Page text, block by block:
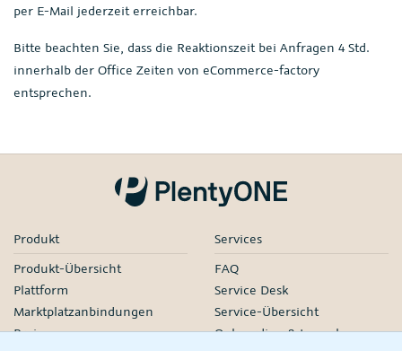
per E-Mail jederzeit erreichbar.
Bitte beachten Sie, dass die Reaktionszeit bei Anfragen 4 Std.
innerhalb der Office Zeiten von eCommerce-factory
entsprechen.
Produkt
Produkt-Übersicht
Plattform
Marktplatzanbindungen
Preise
Services
FAQ
Service Desk
Service-Übersicht
Onboarding & Launch